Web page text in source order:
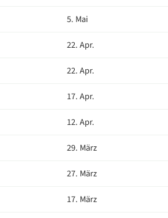
5. Mai
22. Apr.
22. Apr.
17. Apr.
12. Apr.
29. März
27. März
17. März